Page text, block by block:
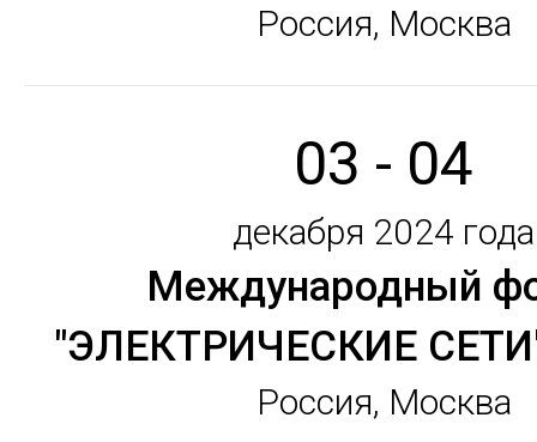
Россия, Москва
03 - 04
декабря 2024 года
Международный
"ЭЛЕКТРИЧЕСКИЕ
Россия, Москва